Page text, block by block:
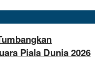
Piala Dunia 2026